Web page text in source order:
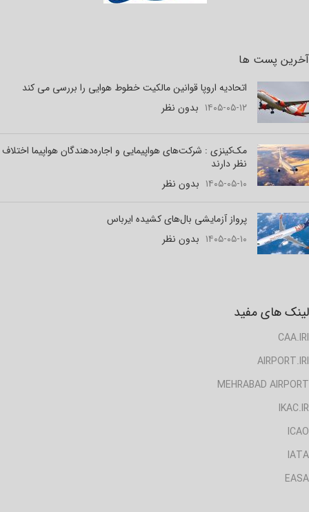
آخرین پست ها
اتحادیه اروپا قوانین مالکیت خطوط هوایی را بررسی می کند
۱۴۰۵-۰۵-۱۲ بدون نظر
مک‌کینزی : شرکت‌های هواپیمایی و اجاره‌دهندگان هواپیما اختلاف
نظر دارند
۱۴۰۵-۰۵-۱۰ بدون نظر
پرواز آزمایشی بال‌های کشیده ایرباس
۱۴۰۵-۰۵-۱۰ بدون نظر
لینک های مفید
CAA.IRI
AIRPORT.IRI
MEHRABAD AIRPORT
IKAC.IR
ICAO
IATA
EASA